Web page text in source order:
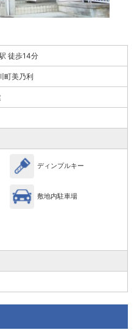
徒歩14分
町美乃利
ディンプルキー
敷地内駐車場